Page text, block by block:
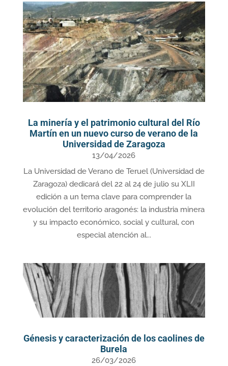
La minería y el patrimonio cultural del Río
Martín en un nuevo curso de verano de la
Universidad de Zaragoza
13/04/2026
La Universidad de Verano de Teruel (Universidad de
Zaragoza) dedicará del 22 al 24 de julio su XLII
edición a un tema clave para comprender la
evolución del territorio aragonés: la industria minera
y su impacto económico, social y cultural, con
especial atención al...
Génesis y caracterización de los caolines de
Burela
26/03/2026